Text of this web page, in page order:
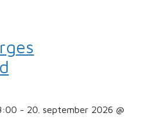
- 20. september 2026 @